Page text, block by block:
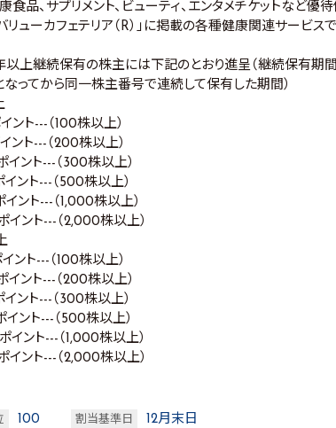
康食品、サプリメント、ビューティ、エンタメチケットなど優
バリューカフェテリア（R）」に掲載の各種健康関連サービス
以上継続保有の株主には下記のとおり進呈（継続保有期
なってから同一株主番号で連続して保有した期間）
ント---（100株以上）
ント---（200株以上）
イント---（300株以上）
ント---（500株以上）
ント---（1,000株以上）
イント---（2,000株以上）
ント---（100株以上）
イント---（200株以上）
ント---（300株以上）
ント---（500株以上）
イント---（1,000株以上）
イント---（2,000株以上）
100 割当基準日 12月末日